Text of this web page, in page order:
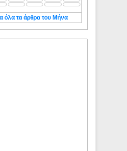
όλα τα άρθρα του Μήνα